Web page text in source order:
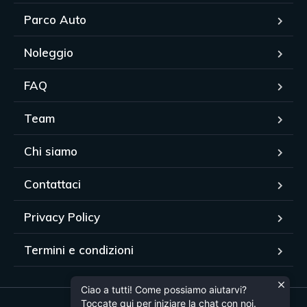
Parco Auto
Noleggio
FAQ
Team
Chi siamo
Contattaci
Privacy Policy
Termini e condizioni
Ciao a tutti! Come possiamo aiutarvi?
Toccate qui per iniziare la chat con noi.